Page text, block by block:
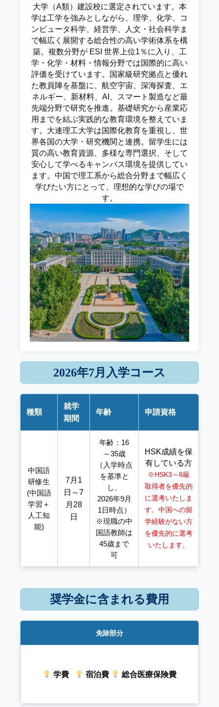
大学（A類）建設校に選定されています。本
学は工学を強みとしながら、理学、化学、コ
ンピュータ科学、経営学、人文・社会科学ま
で幅広く展開する総合性の高い学術体系を構
築。複数分野が ESI 世界上位1％に入り、工
学・化学・材料・情報分野では国際的に高い
評価を受けています。国家級研究拠点と優れ
た教員陣を基盤に、航空宇宙、深海探査、エ
ネルギー、新材料、AI、スマート製造など最
先端分野で研究を推進。基礎研究から産業応
用までを結ぶ実践的な教育環境を整えていま
す。大連理工大学は国際化教育を重視し、世
界各国の大学・研究機関と連携。留学生には
質の高い教育資源、多様な専門選択、そして
安心して学べるキャンパス環境を提供してい
ます。中国で理工系から総合分野まで幅広く
学びたい方にとって、理想的な学びの場で
す。
2026年7月入学コース
種類
就学
期間
年齢 申請資格
中国語
研修生
(中国語
学習＋
人工知
能)
7月1
日～7
月28
日
年齢：16
～35歳
（入学時点
を基準と
し、
2026年9月
1日時点）
※現職の中
国語教師は
45歳まで
可
HSK成績を保
有している方
※HSK3～6級
取得者を優先的
に選考いたしま
す。 中国への留
学経験がない方
を優先的に選考
いたします。
奨学金に含まれる費用
免除部分
学費 宿泊費 総合医療保険費